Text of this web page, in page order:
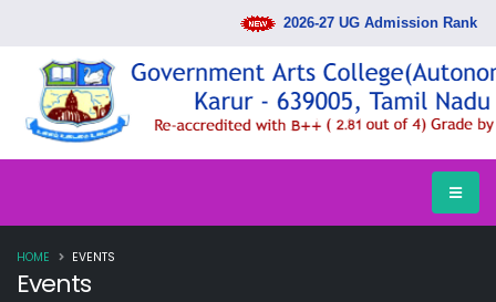
2026-27 UG Admission Rank List
Events
HOME EVENTS